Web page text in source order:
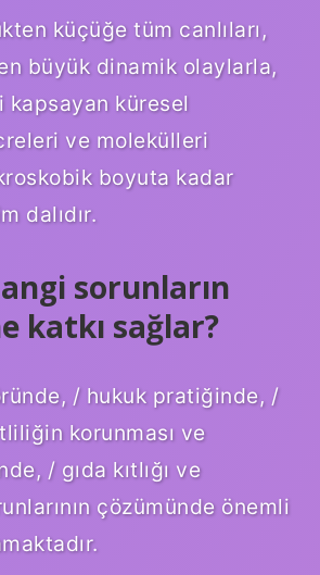
küçüğe tüm canlıları,
büyük dinamik olaylarla,
kapsayan küresel
ve molekülleri
boyuta kadar
dalıdır.
sorunların
katkı sağlar?
/ hukuk pratiğinde, /
korunması ve
/ gıda kıtlığı ve
çözümünde önemli